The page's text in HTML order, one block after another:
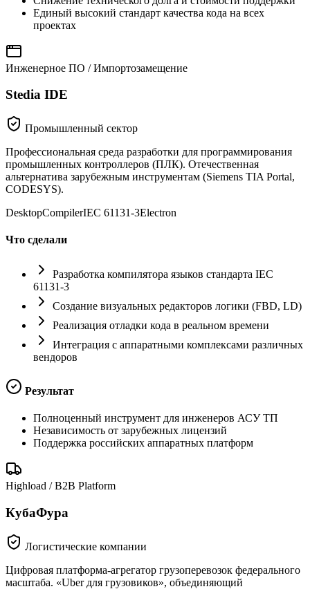
Единый высокий стандарт качества кода на всех
проектах
Инженерное ПО / Импортозамещение
Stedia IDE
Промышленный сектор
Профессиональная среда разработки для программирования
промышленных контроллеров (ПЛК). Отечественная
альтернатива зарубежным инструментам (Siemens TIA Portal,
CODESYS).
DesktopCompilerIEC 61131-3Electron
Что сделали
Разработка компилятора языков стандарта IEC
61131-3
Создание визуальных редакторов логики (FBD, LD)
Реализация отладки кода в реальном времени
Интеграция с аппаратными комплексами различных
вендоров
Результат
Полноценный инструмент для инженеров АСУ ТП
Независимость от зарубежных лицензий
Поддержка российских аппаратных платформ
Highload / B2B Platform
КубаФура
Логистические компании
Цифровая платформа-агрегатор грузоперевозок федерального
масштаба. «Uber для грузовиков», объединяющий